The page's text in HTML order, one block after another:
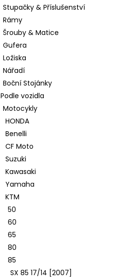
Stupačky & Příslušenství
Rámy
Šrouby & Matice
Gufera
Ložiska
Nářadí
Boční Stojánky
Podle vozidla
Motocykly
HONDA
Benelli
CF Moto
Suzuki
Kawasaki
Yamaha
KTM
50
60
65
80
85
SX 85 17/14 [2007]